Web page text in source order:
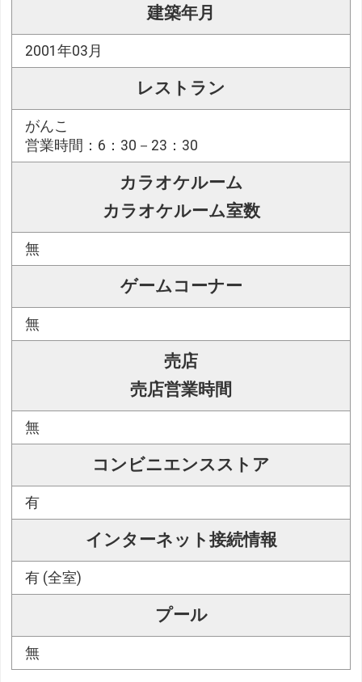
建築年月
2001年03月
レストラン
がんこ
営業時間：6：30－23：30
カラオケルーム
カラオケルーム室数
無
ゲームコーナー
無
売店
売店営業時間
無
コンビニエンスストア
有
インターネット接続情報
有 (全室)
プール
無